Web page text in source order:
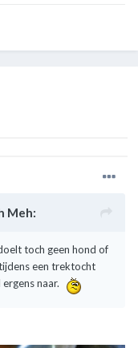
Meh:
toch geen hond of
een trektocht
naar.